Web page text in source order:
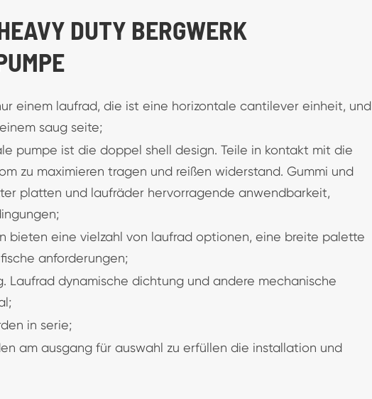
DUTY BERGWERK
einem laufrad, die ist eine horizontale cantilever einheit, und
saug seite;
pumpe ist die doppel shell design. Teile in kontakt mit die
zu maximieren tragen und reißen widerstand. Gummi und
platten und laufräder hervorragende anwendbarkeit,
bieten eine vielzahl von laufrad optionen, eine breite palette
anforderungen;
Laufrad dynamische dichtung und andere mechanische
in serie;
am ausgang für auswahl zu erfüllen die installation und